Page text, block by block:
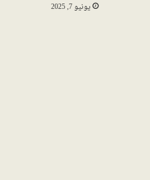
يونيو 7, 2025